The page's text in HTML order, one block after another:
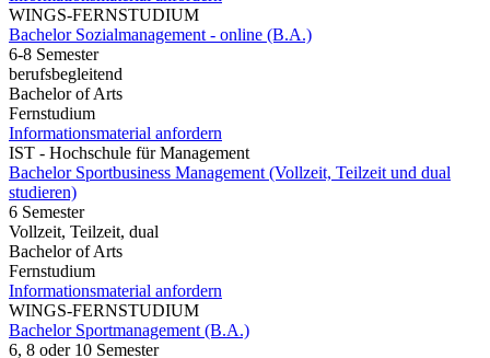
WINGS-FERNSTUDIUM
Bachelor Sozialmanagement - online (B.A.)
6-8 Semester
berufsbegleitend
Bachelor of Arts
Fernstudium
Informationsmaterial anfordern
IST - Hochschule für Management
Bachelor Sportbusiness Management (Vollzeit, Teilzeit und dual
studieren)
6 Semester
Vollzeit, Teilzeit, dual
Bachelor of Arts
Fernstudium
Informationsmaterial anfordern
WINGS-FERNSTUDIUM
Bachelor Sportmanagement (B.A.)
6, 8 oder 10 Semester